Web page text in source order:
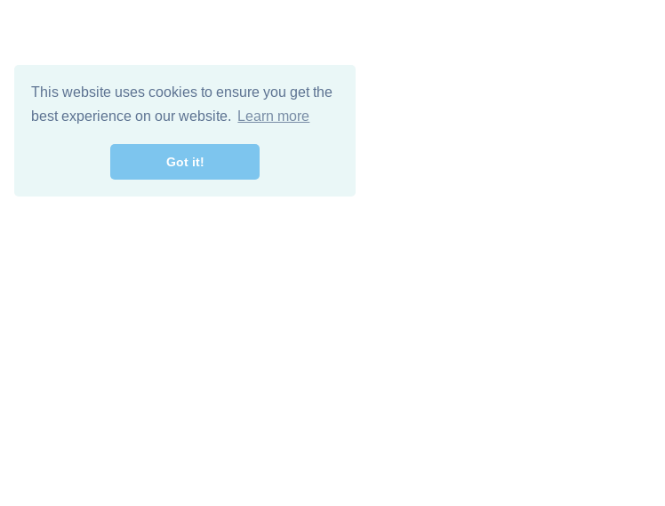
This website uses cookies to ensure you get the
best experience on our website.
Learn more
Got it!